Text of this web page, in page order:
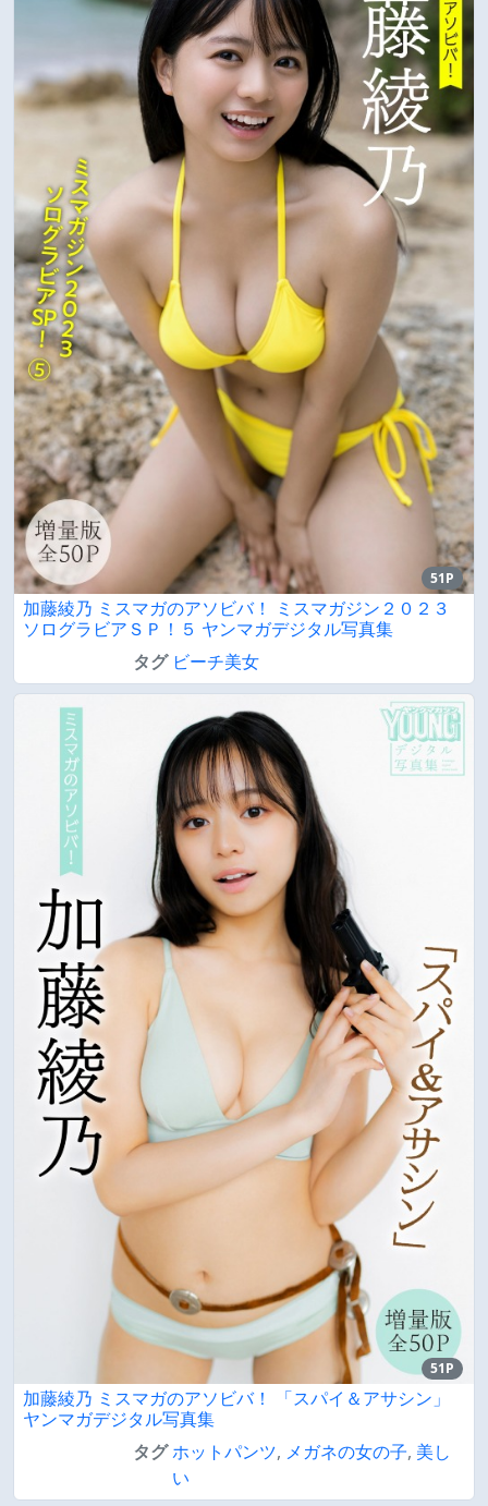
51P
加藤綾乃 ミスマガのアソビバ！ ミスマガジン２０２３
ソログラビアＳＰ！５ ヤンマガデジタル写真集
タグ ビーチ美女
51P
加藤綾乃 ミスマガのアソビバ！ 「スパイ＆アサシン」
ヤンマガデジタル写真集
タグホットパンツ, メガネの女の子, 美し
い